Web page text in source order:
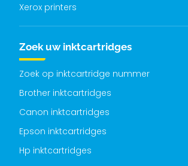
Xerox printers
Zoek uw inktcartridges
Zoek op inktcartridge nummer
Brother inktcartridges
Canon inktcartridges
Epson inktcartridges
Hp inktcartridges